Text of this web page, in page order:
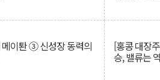
이퇀 ③ 신성장 동력의 [홍콩 대장
승, 밸류는